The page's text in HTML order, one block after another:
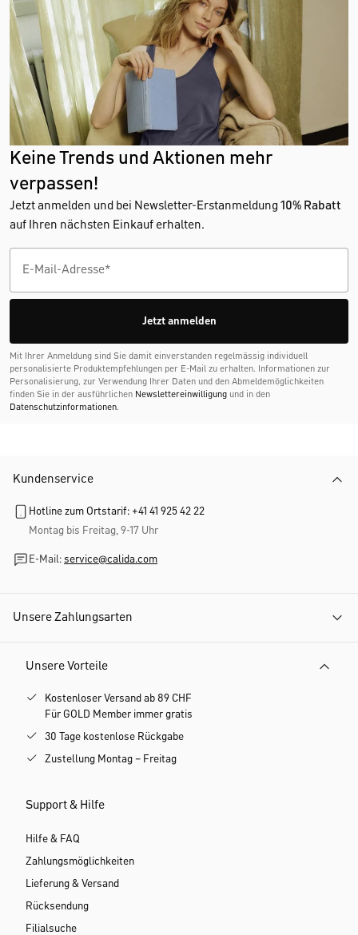
Keine Trends und Aktionen mehr
verpassen!
Jetzt anmelden und bei Newsletter-Erstanmeldung 10% Rabatt
auf Ihren nächsten Einkauf erhalten.
Jetzt anmelden
Mit Ihrer Anmeldung sind Sie damit einverstanden regelmässig individuell
personalisierte Produktempfehlungen per E-Mail zu erhalten. Informationen zur
Personalisierung, zur Verwendung Ihrer Daten und den Abmelde­möglichkeiten
finden Sie in der ausführlichen Newslettereinwilligung und in den
Datenschutzinformationen.
Kundenservice
Hotline zum Ortstarif: +41 41 925 42 22
Montag bis Freitag, 9-17 Uhr
E-Mail: service@calida.com
Unsere Zahlungsarten
Unsere Vorteile
Kostenloser Versand ab 89 CHF
Für GOLD Member immer gratis
30 Tage kostenlose Rückgabe
Zustellung Montag – Freitag
Support & Hilfe
Hilfe & FAQ
Zahlungsmöglichkeiten
Lieferung & Versand
Rücksendung
Filialsuche